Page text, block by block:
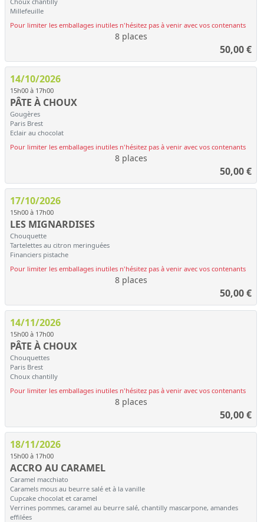
Millefeuille
Pour limiter les emballages inutiles n'hésitez pas à venir avec vos contenants
8 places
50,00€
14/10/2026
15h00 à 17h00
PÂTE À CHOUX
Gougères
Paris Brest
Eclair au chocolat
Pour limiter les emballages inutiles n'hésitez pas à venir avec vos contenants
8 places
50,00€
17/10/2026
15h00 à 17h00
LES MIGNARDISES
Chouquette
Tartelettes au citron meringuées
Financiers pistache
Pour limiter les emballages inutiles n'hésitez pas à venir avec vos contenants
8 places
50,00€
14/11/2026
15h00 à 17h00
PÂTE À CHOUX
Chouquettes
Paris Brest
Choux chantilly
Pour limiter les emballages inutiles n'hésitez pas à venir avec vos contenants
8 places
50,00€
18/11/2026
15h00 à 17h00
ACCRO AU CARAMEL
Caramel macchiato
Caramels mous au beurre salé et à la vanille
Cupcake chocolat et caramel
Verrines pommes, caramel au beurre salé, chantilly mascarpone, amandes
effilées